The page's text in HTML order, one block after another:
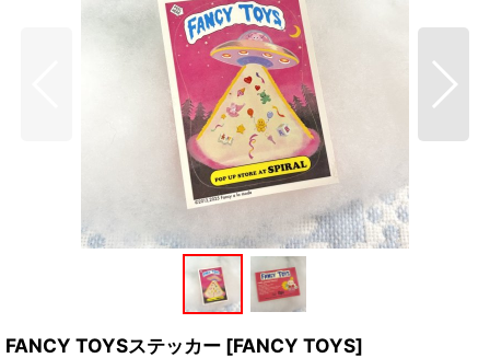
FANCY TOYSステッカー [FANCY TOYS]